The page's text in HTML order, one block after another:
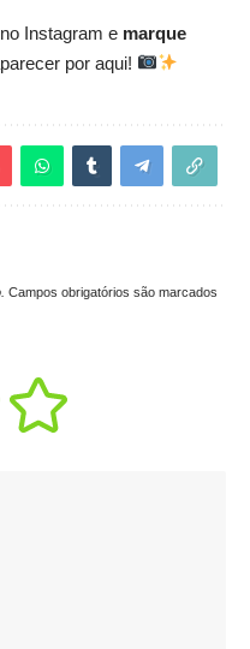
Instagram e marque
por aqui!
Campos obrigatórios são marcados